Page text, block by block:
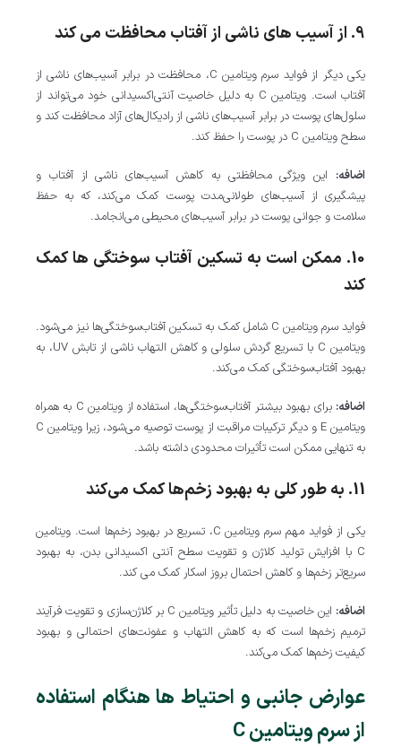
9. از آسیب‌ های ناشی از آفتاب محافظت می‌ کند
یکی دیگر از فواید سرم ویتامین C، محافظت در برابر آسیب‌های ناشی از
آفتاب است. ویتامین C به دلیل خاصیت آنتی‌اکسیدانی خود می‌تواند از
سلول‌های پوست در برابر آسیب‌های ناشی از رادیکال‌های آزاد محافظت کند و
سطح ویتامین C در پوست را حفظ کند.
اضافه: این ویژگی محافظتی به کاهش آسیب‌های ناشی از آفتاب و
پیشگیری از آسیب‌های طولانی‌مدت پوست کمک می‌کند، که به حفظ
سلامت و جوانی پوست در برابر آسیب‌های محیطی می‌انجامد.
10. ممکن است به تسکین آفتاب‌ سوختگی‌ ها کمک
کند
فواید سرم ویتامین C شامل کمک به تسکین آفتاب‌سوختگی‌ها نیز می‌شود.
ویتامین C با تسریع گردش سلولی و کاهش التهاب ناشی از تابش UV، به
بهبود آفتاب‌سوختگی کمک می‌کند.
اضافه:
برای بهبود بیشتر آفتاب‌سوختگی‌ها، استفاده از ویتامین C به همراه
ویتامین E و دیگر ترکیبات مراقبت از پوست توصیه می‌شود، زیرا ویتامین C
به تنهایی ممکن است تأثیرات محدودی داشته باشد.
11. به طور کلی به بهبود زخم‌ها کمک می‌کند
یکی از فواید مهم سرم ویتامین C، تسریع در بهبود زخم‌ها است. ویتامین
C با افزایش تولید کلاژن و تقویت سطح آنتی‌ اکسیدانی بدن، به بهبود
سریع‌تر زخم‌ها و کاهش احتمال بروز اسکار کمک می‌ کند.
اضافه:
این خاصیت به دلیل تأثیر ویتامین C بر کلاژن‌سازی و تقویت فرآیند
ترمیم زخم‌ها است که به کاهش التهاب و عفونت‌های احتمالی و بهبود
کیفیت زخم‌ها کمک می‌کند.
عوارض جانبی و احتیاط‌ ها هنگام استفاده
از سرم ویتامین C